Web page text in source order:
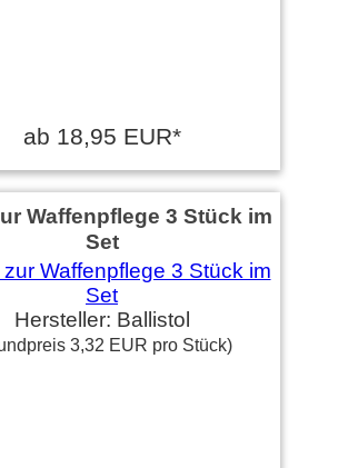
ab 18,95 EUR*
Waffenpflege 3 Stück im
Set
Hersteller: Ballistol
3,32 EUR pro Stück)